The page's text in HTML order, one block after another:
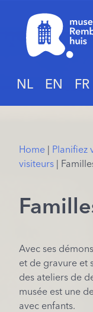
NL EN FR
Home Planifiez
visiteurs
Avec ses
et de gravure et
des ateliers de
musée est une
avec enfants.